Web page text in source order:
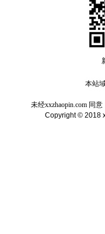
本站
未经xxzhaopin.com 同
Copyright © 2018